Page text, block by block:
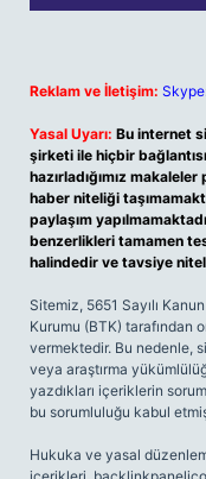
Reklam ve İletişim:
Yasal Uyarı: Bu internet
şirketi ile hiçbir
hazırladığımız
haber niteliği
paylaşım
benzerlikleri tamamen
halindedir ve tavsiye
Sitemiz, 5651 Sayılı
Kurumu (BTK) tarafından
vermektedir. Bu nedenle,
veya araştırma
yazdıkları içeriklerin
bu sorumluluğu kabul
Hukuka ve yasal